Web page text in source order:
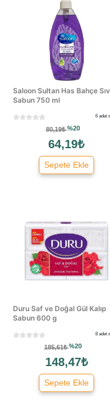
Saloon Sultan Has Bahçe
Sabun 750 ml
6 adet
80,19₺%20
64,19₺
Sepete Ekle
Duru Saf ve Doğal Gül Kalıp
Sabun 600 g
8 adet
185,61₺%20
148,47₺
Sepete Ekle